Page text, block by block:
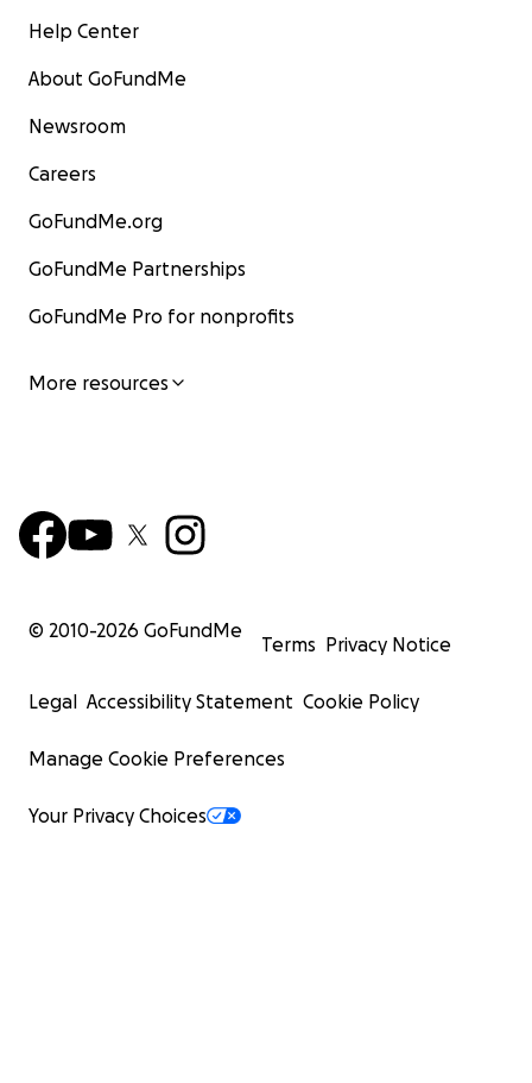
Help Center
About GoFundMe
Newsroom
Careers
GoFundMe.org
GoFundMe Partnerships
GoFundMe Pro for nonprofits
More resources
© 2010-2026 GoFundMe
Terms Privacy Notice
Legal Accessibility Statement Cookie Policy
Manage Cookie Preferences
Your Privacy Choices